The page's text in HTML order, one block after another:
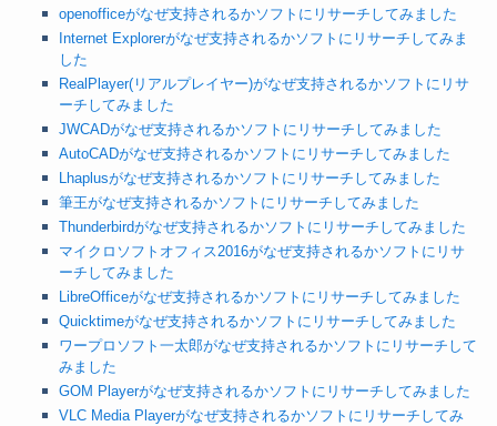
openofficeがなぜ支持されるかソフトにリサーチしてみました
Internet Explorerがなぜ支持されるかソフトにリサーチしてみま
した
RealPlayer(リアルプレイヤー)がなぜ支持されるかソフトにリサ
ーチしてみました
JWCADがなぜ支持されるかソフトにリサーチしてみました
AutoCADがなぜ支持されるかソフトにリサーチしてみました
Lhaplusがなぜ支持されるかソフトにリサーチしてみました
筆王がなぜ支持されるかソフトにリサーチしてみました
Thunderbirdがなぜ支持されるかソフトにリサーチしてみました
マイクロソフトオフィス2016がなぜ支持されるかソフトにリサ
ーチしてみました
LibreOfficeがなぜ支持されるかソフトにリサーチしてみました
Quicktimeがなぜ支持されるかソフトにリサーチしてみました
ワープロソフト一太郎がなぜ支持されるかソフトにリサーチして
みました
GOM Playerがなぜ支持されるかソフトにリサーチしてみました
VLC Media Playerがなぜ支持されるかソフトにリサーチしてみ